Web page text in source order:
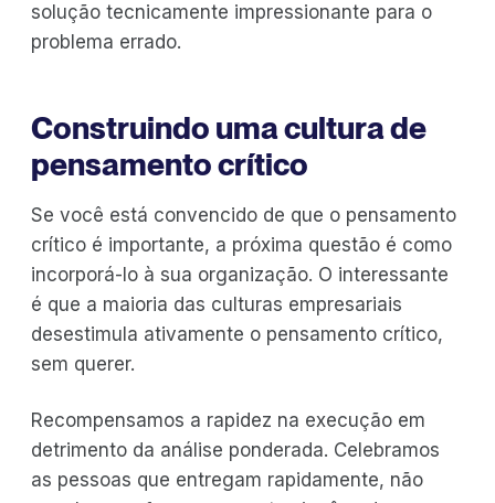
solução tecnicamente impressionante para o
problema errado.
Construindo uma cultura de
pensamento crítico
Se você está convencido de que o pensamento
crítico é importante, a próxima questão é como
incorporá-lo à sua organização. O interessante
é que a maioria das culturas empresariais
desestimula ativamente o pensamento crítico,
sem querer.
Recompensamos a rapidez na execução em
detrimento da análise ponderada. Celebramos
as pessoas que entregam rapidamente, não